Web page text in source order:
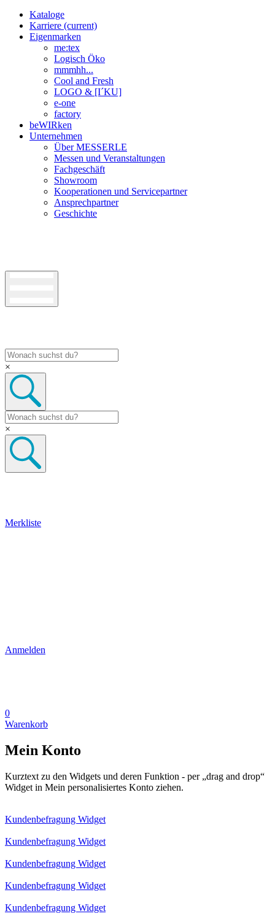
Kataloge
Karriere (current)
Eigenmarken
me:tex
Logisch Öko
mmmhh...
Cool and Fresh
LOGO & [I´KU]
e-one
factory
beWIRken
Unternehmen
Über MESSERLE
Messen und Veranstaltungen
Fachgeschäft
Showroom
Kooperationen und Servicepartner
Ansprechpartner
Geschichte
×
×
Merkliste
Anmelden
0
Warenkorb
Mein Konto
Kurztext zu den Widgets und deren Funktion - per „drag and drop“
Widget in Mein personalisiertes Konto ziehen.
Kundenbefragung Widget
Kundenbefragung Widget
Kundenbefragung Widget
Kundenbefragung Widget
Kundenbefragung Widget